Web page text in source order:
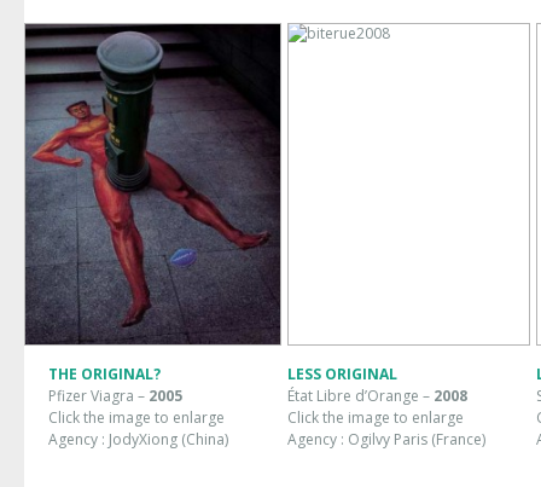
THE ORIGINAL?
Pfizer Viagra – 2005
Click the image to enlarge
Agency : JodyXiong (China)
LESS ORIGINAL
État Libre d’Orange – 2008
Click the image to enlarge
Agency : Ogilvy Paris (France)